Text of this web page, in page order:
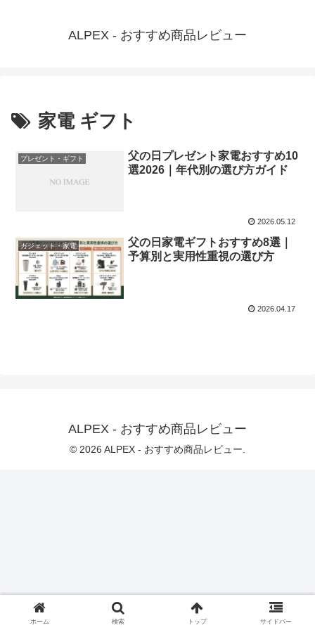
ALPEX - おすすめ商品レビュー
家電 ギフト
プレゼント・ギフト
父の日プレゼント家電おすすめ10
選2026｜年代別の選び方ガイド
2026.05.12
ガジェット・家電
父の日家電ギフトおすすめ8選｜
予算別と実用性重視の選び方
2026.04.17
ALPEX - おすすめ商品レビュー
© 2026 ALPEX - おすすめ商品レビュー.
ホーム 検索 トップ サイドバー